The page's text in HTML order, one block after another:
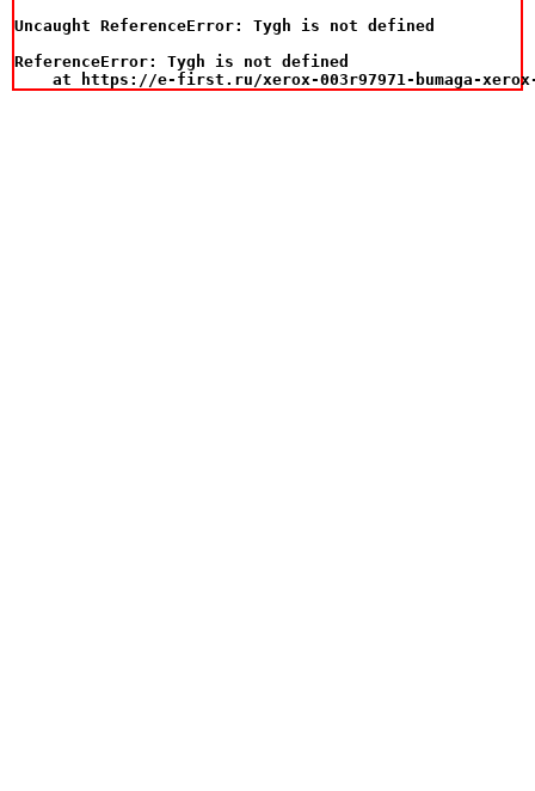
Uncaught ReferenceError: Tygh is not defined
ReferenceError: Tygh is not defined
at https://e-first.ru/xerox-003r97971-bumaga-